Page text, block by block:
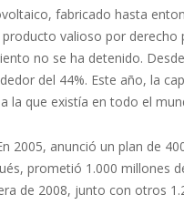
fabricado hasta
valioso por
no se ha detenido.
del 44%. Este año, la
la que existía en todo el
2005, anunció un plan de
prometió 1.000 millones
de 2008, junto con otros